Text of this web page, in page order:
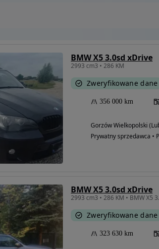
BMW X5 3.0sd xDrive
2993 cm3 • 286 KM
Zweryfikowane dane
356 000 km
Gorzów Wielkopolski
Prywatny sprzedawca •
BMW X5 3.0sd xDrive
2993 cm3 • 286 KM • BMW X5
Zweryfikowane dane
323 630 km